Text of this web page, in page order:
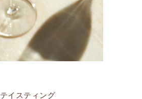
テイスティング